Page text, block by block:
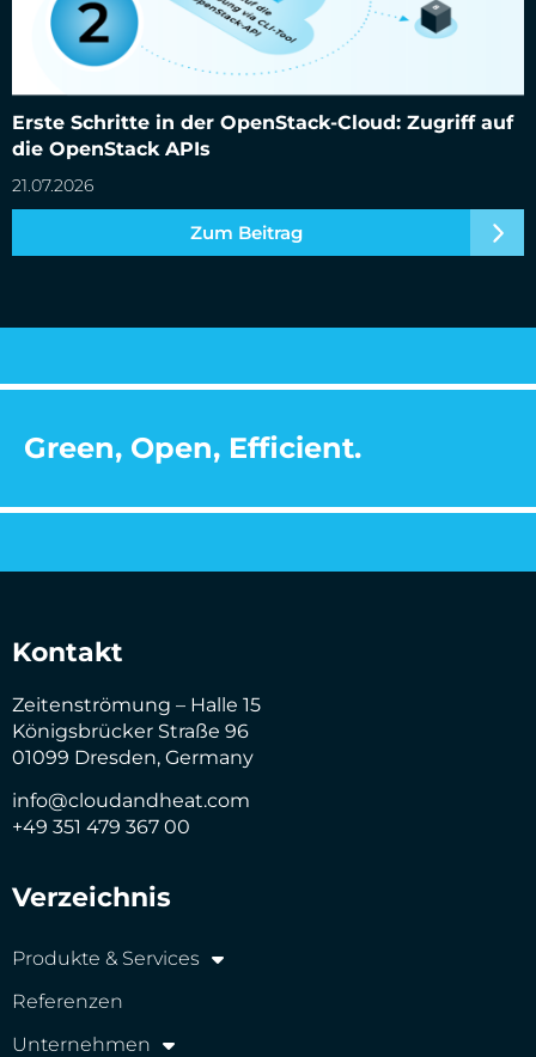
Erste Schritte in der OpenStack-Cloud: Zugriff auf
die OpenStack APIs
21.07.2026
Zum Beitrag
Erste Schritte in der OpenStack-Cloud: Zugriff auf die
OpenStack APIs
Green, Open, Efficient.
Kontakt
Zeitenströmung – Halle 15
Königsbrücker Straße 96
01099 Dresden, Germany
info@cloudandheat.com
+49 351 479 367 00
Verzeichnis
Produkte & Services
Referenzen
Unternehmen